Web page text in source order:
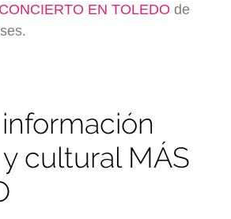
EN TOLEDO de
cultural MÁS